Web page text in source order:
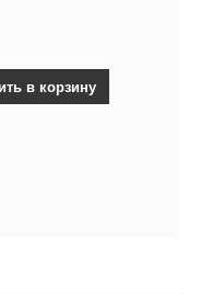
в корзину